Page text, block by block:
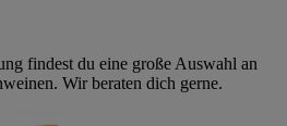
findest du eine große Auswahl an
Wir beraten dich gerne.